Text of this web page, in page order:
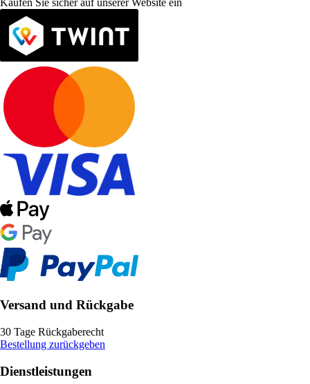
Versand und Rückgabe
30 Tage Rückgaberecht
Bestellung zurückgeben
Dienstleistungen